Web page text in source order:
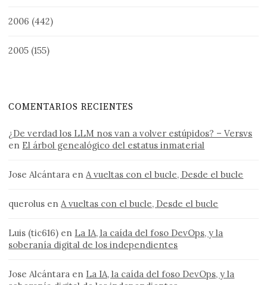
2006 (442)
2005 (155)
COMENTARIOS RECIENTES
¿De verdad los LLM nos van a volver estúpidos? – Versvs
en El árbol genealógico del estatus inmaterial
Jose Alcántara en A vueltas con el bucle, Desde el bucle
querolus en A vueltas con el bucle, Desde el bucle
Luis (tic616) en La IA, la caída del foso DevOps, y la
soberanía digital de los independientes
Jose Alcántara en La IA, la caída del foso DevOps, y la